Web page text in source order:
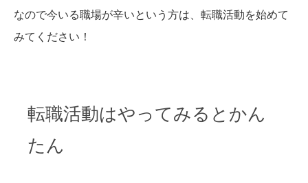
なので今いる職場が辛いという方は、転職活動を始めて
みてください！
転職活動はやってみるとかん
たん